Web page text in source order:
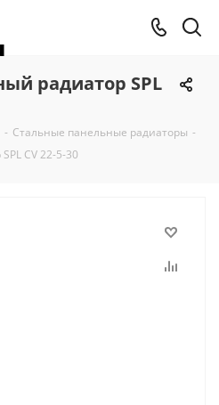
радиатор SPL
- Стальные панельные радиаторы -
CV 22-5-30